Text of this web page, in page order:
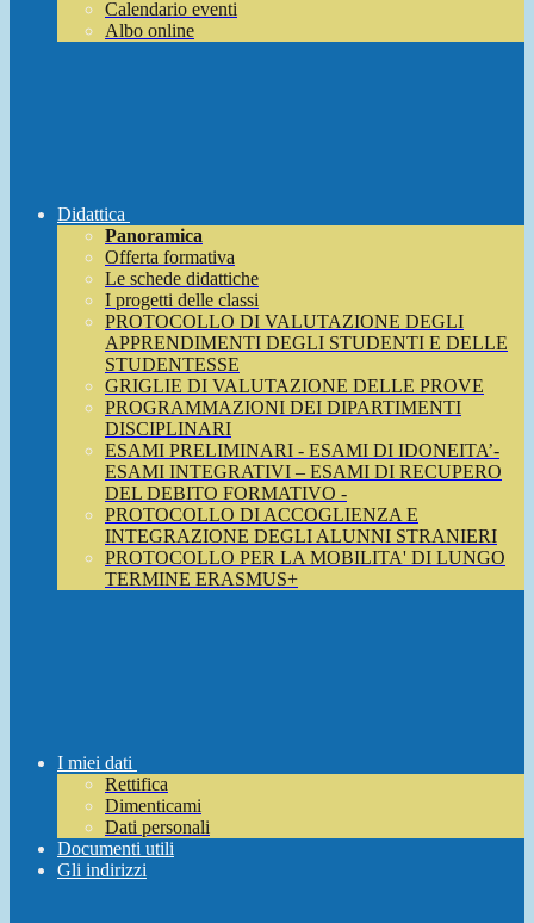
Calendario eventi
Albo online
Didattica
Panoramica
Offerta formativa
Le schede didattiche
I progetti delle classi
PROTOCOLLO DI VALUTAZIONE DEGLI
APPRENDIMENTI DEGLI STUDENTI E DELLE
STUDENTESSE
GRIGLIE DI VALUTAZIONE DELLE PROVE
PROGRAMMAZIONI DEI DIPARTIMENTI
DISCIPLINARI
ESAMI PRELIMINARI - ESAMI DI IDONEITA’-
ESAMI INTEGRATIVI – ESAMI DI RECUPERO
DEL DEBITO FORMATIVO -
PROTOCOLLO DI ACCOGLIENZA E
INTEGRAZIONE DEGLI ALUNNI STRANIERI
PROTOCOLLO PER LA MOBILITA' DI LUNGO
TERMINE ERASMUS+
I miei dati
Rettifica
Dimenticami
Dati personali
Documenti utili
Gli indirizzi